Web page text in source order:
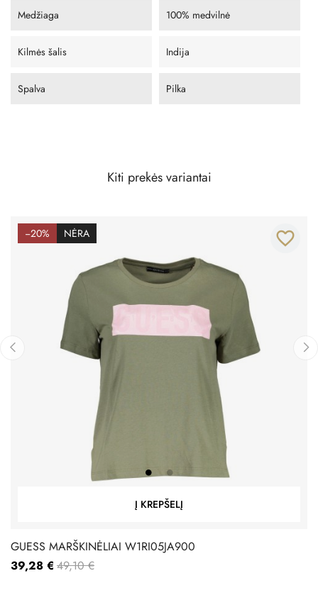
Medžiaga 100% medvilnė
Kilmės šalis Indija
Spalva Pilka
Kiti prekės variantai
−20% NĖRA
Į KREPŠELĮ
favorite_border
GUESS MARŠKINĖLIAI W1RI05JA900
39,28 € 49,10 €